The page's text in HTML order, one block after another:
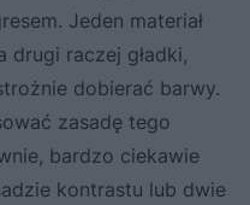
Jeden materiał
drugi raczej gładki,
dobierać barwy.
zasadę tego
bardzo ciekawie
kontrastu lub dwie